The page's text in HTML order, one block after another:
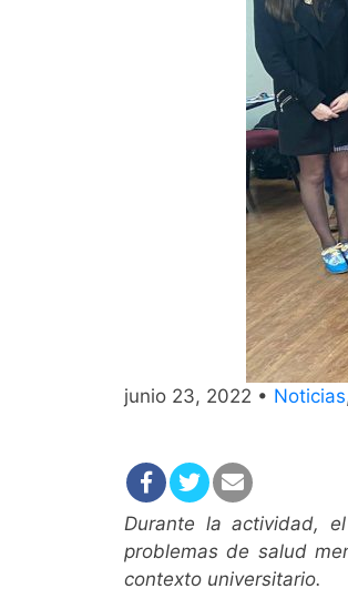
junio 23, 2022 • Noticias
Durante la actividad,
problemas de salud
contexto universitario.